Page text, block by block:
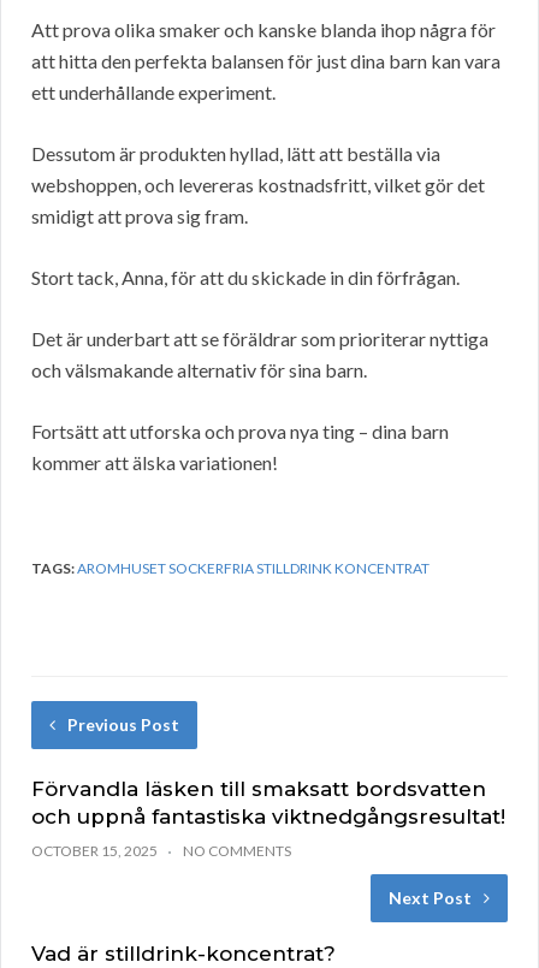
Att prova olika smaker och kanske blanda ihop några för
att hitta den perfekta balansen för just dina barn kan vara
ett underhållande experiment.
Dessutom är produkten hyllad, lätt att beställa via
webshoppen, och levereras kostnadsfritt, vilket gör det
smidigt att prova sig fram.
Stort tack, Anna, för att du skickade in din förfrågan.
Det är underbart att se föräldrar som prioriterar nyttiga
och välsmakande alternativ för sina barn.
Fortsätt att utforska och prova nya ting – dina barn
kommer att älska variationen!
TAGS:AROMHUSET SOCKERFRIA STILLDRINK KONCENTRAT
Previous Post
Förvandla läsken till smaksatt bordsvatten
och uppnå fantastiska viktnedgångsresultat!
OCTOBER 15, 2025 NO COMMENTS
Next Post
Vad är stilldrink-koncentrat?